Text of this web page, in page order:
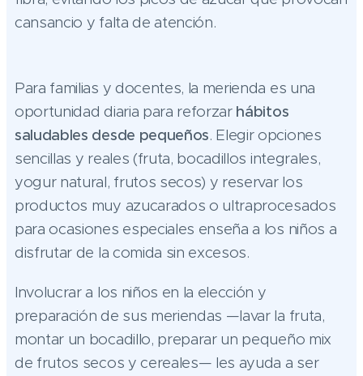
cansancio y falta de atención.
Para familias y docentes, la merienda es una
oportunidad diaria para reforzar hábitos
saludables desde pequeños. Elegir opciones
sencillas y reales (fruta, bocadillos integrales,
yogur natural, frutos secos) y reservar los
productos muy azucarados o ultraprocesados
para ocasiones especiales enseña a los niños a
disfrutar de la comida sin excesos.
Involucrar a los niños en la elección y
preparación de sus meriendas —lavar la fruta,
montar un bocadillo, preparar un pequeño mix
de frutos secos y cereales— les ayuda a ser